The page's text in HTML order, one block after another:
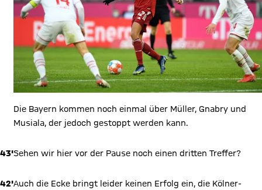
Die Bayern kommen noch einmal über Müller, Gnabry und
Musiala, der jedoch gestoppt werden kann.
43'Sehen wir hier vor der Pause noch einen dritten Treffer?
42'Auch die Ecke bringt leider keinen Erfolg ein, die Kölner-